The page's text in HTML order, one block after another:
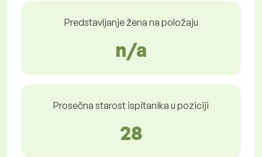
Predstavljanje žena na položaju
n/a
Prosečna starost ispitanika u poziciji
28